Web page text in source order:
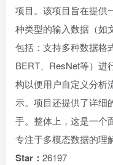
项目。该项目旨在提供
种类型的输入数据（如
包括：支持多种数据格
BERT、ResNet等）进
构以便用户自定义分析
示。项目还提供了详细
手。整体上，这是一个
专注于多模态数据的理
Star： 26197